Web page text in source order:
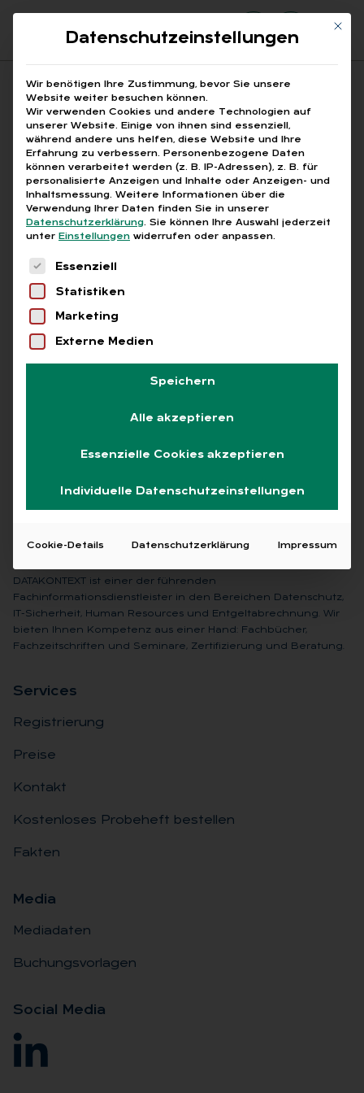
Suchfeld
Suchen
Breadcrumb-Navigation
STARTSEITE AUTOREN MATTHIAS RACKY
Alle Bei­trä­ge von Mat­thi­
as Ra­cky
Alle
Keine Beiträge gefunden
DATAKONTEXT ist einer der führenden
Fachinformationsdienstleister in den Bereichen Datenschutz,
IT-Sicherheit, Human Resources und Entgeltabrechnung. Wir
bieten Ihnen Kompetenz aus einer Hand: Fachbücher,
Fachzeitschriften und Seminare, Zertifizierung und Beratung.
Ser­vices
Registrierung
Preise
Kontakt
Kostenloses Probeheft bestellen
Fakten
Me­dia
Mediadaten
Buchungsvorlagen
So­ci­al Me­dia
Mit
Datenschutzeinstellungen
Wir benötigen Ihre Zustimmung, bevor Sie unsere
Website weiter besuchen können.
Wir verwenden Cookies und andere Technologien auf
unserer Website. Einige von ihnen sind essenziell,
während andere uns helfen, diese Website und Ihre
Erfahrung zu verbessern. Personenbezogene Daten
können verarbeitet werden (z. B. IP-Adressen), z. B. für
personalisierte Anzeigen und Inhalte oder Anzeigen- und
Inhaltsmessung. Weitere Informationen über die
Verwendung Ihrer Daten finden Sie in unserer
Datenschutzerklärung. Sie können Ihre Auswahl jederzeit
unter Einstellungen widerrufen oder anpassen.
Es folgt eine Liste der Service-Gruppen, für
Essenziell
Statistiken
Marketing
Externe Medien
Speichern
Alle akzeptieren
Essenzielle Cookies akzeptieren
Individuelle Datenschutzeinstellungen
Cookie-Details Datenschutzerklärung Impressum